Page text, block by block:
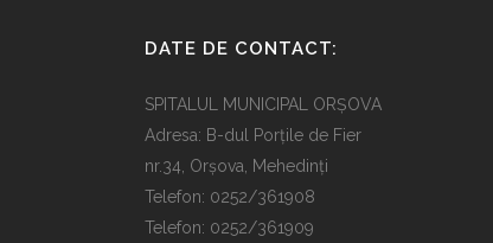
DATE DE CONTACT:
SPITALUL MUNICIPAL ORȘOVA
Adresa: B-dul Porțile de Fier
nr.34, Orșova, Mehedinți
Telefon: 0252/361908
Telefon: 0252/361909